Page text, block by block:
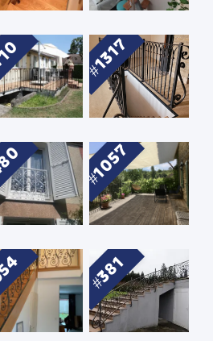
1317
1057
381